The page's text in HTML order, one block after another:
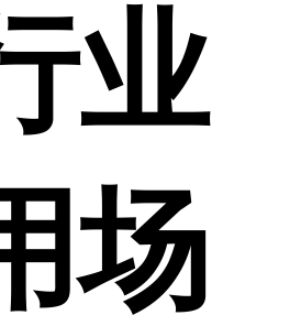
业
场